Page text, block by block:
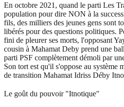
En octobre 2021, quand le parti Les
population pour dire NON à la
fils, des milliers des jeunes gens sont
libérés pour des questions politiques.
fini de pleurer ses morts, l'opposant
cousin à Mahamat Deby prend une
parti PSF complètement démoli par
Son tort est qu'il s'oppose au système
de transition Mahamat Idriss Déby
Le goût du pouvoir "Itnotique"